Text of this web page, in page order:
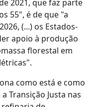
2021, que faz parte
55", é de que "a
(...) os Estados-
apoio à produção
florestal em
como está e como
Transição Justa nas